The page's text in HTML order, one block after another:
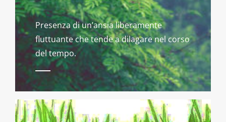
Presenza di un’ansia liberamente
fluttuante che tende a dilagare nel corso
del tempo.